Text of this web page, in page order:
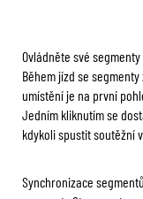
Ovládněte své segmenty
Během jízd se
umístění je na první
Jedním kliknutím se
kdykoli spustit soutěžní
Synchronizace